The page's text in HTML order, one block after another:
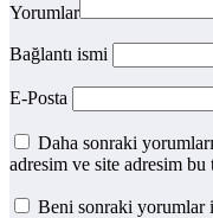
Yorumlar
Bağlantı ismi
E-Posta
Daha sonraki
adresim ve site adresim bu
Beni sonraki yorumlar